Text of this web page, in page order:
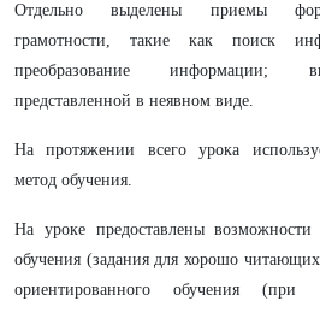
Отдельно выделены приемы
грамотности, такие как поиск
преобразование информации;
представленной в неявном виде.
На протяжении всего урока
метод обучения.
На уроке предоставлены
обучения (задания для хорошо
ориентированного обучения (при